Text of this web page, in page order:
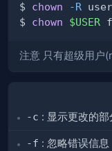
$ chown -R
$ chown $USER
注意 只有超级用户
-c : 显示更改的部
-f : 忽略错误信息